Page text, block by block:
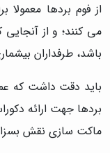
از فوم بردها
می کنند؛ و از
باشد، طرفداران
باید دقت داشت که
بردها جهت ارائه
ماکت سازی نقش